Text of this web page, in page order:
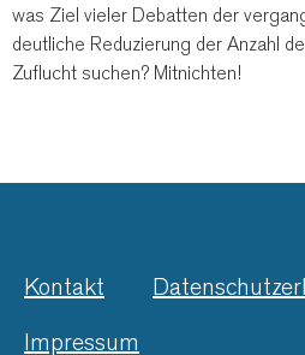
was Ziel vieler Debatten der
deutliche Reduzierung der Anzahl
Zuflucht suchen? Mitnichten!
Kontakt
Impressum